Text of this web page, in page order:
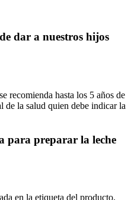
dar a nuestros hijos
recomienda hasta los 5 años de
de la salud quien debe indicar la
para preparar la leche
en la etiqueta del producto.